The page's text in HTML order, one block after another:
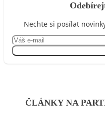
Nechte si posílat
ČLÁNKY NA